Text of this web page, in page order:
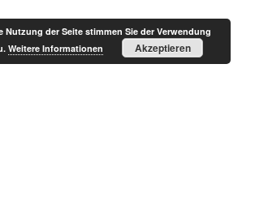
Nutzung der Seite stimmen Sie der Verwendung
Weitere Informationen Akzeptieren